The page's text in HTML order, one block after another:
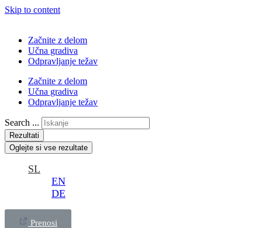
Skip to content
Začnite z delom
Učna gradiva
Odpravljanje težav
Začnite z delom
Učna gradiva
Odpravljanje težav
Search ...
Rezultati
Oglejte si vse rezultate
SL
EN
DE
Prenosi